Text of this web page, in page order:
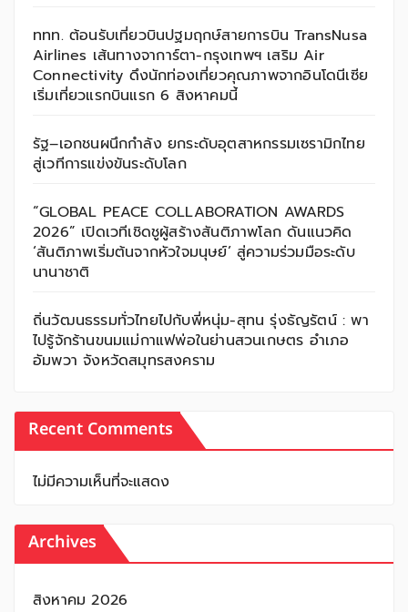
ททท. ต้อนรับเที่ยวบินปฐมฤกษ์สายการบิน TransNusa
Airlines เส้นทางจาการ์ตา-กรุงเทพฯ เสริม Air
Connectivity ดึงนักท่องเที่ยวคุณภาพจากอินโดนีเซีย
เริ่มเที่ยวแรกบินแรก 6 สิงหาคมนี้
รัฐ–เอกชนผนึกกำลัง ยกระดับอุตสาหกรรมเซรามิกไทย
สู่เวทีการแข่งขันระดับโลก
“GLOBAL PEACE COLLABORATION AWARDS
2026” เปิดเวทีเชิดชูผู้สร้างสันติภาพโลก ดันแนวคิด
‘สันติภาพเริ่มต้นจากหัวใจมนุษย์’ สู่ความร่วมมือระดับ
นานาชาติ
ถิ่นวัฒนธรรมทั่วไทยไปกับพี่หนุ่ม-สุทน รุ่งธัญรัตน์ : พา
ไปรู้จักร้านขนมแม่กาแฟพ่อในย่านสวนเกษตร อำเภอ
อัมพวา จังหวัดสมุทรสงคราม
Recent Comments
ไม่มีความเห็นที่จะแสดง
Archives
สิงหาคม 2026